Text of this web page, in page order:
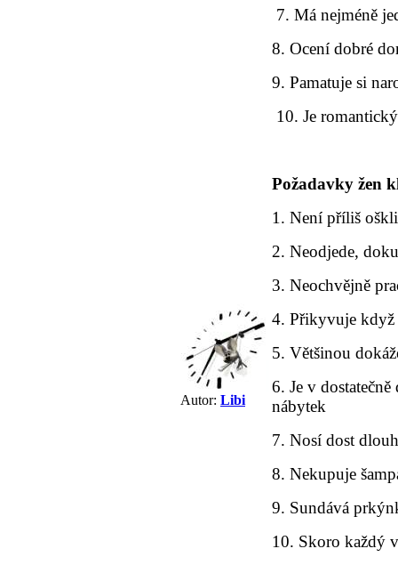
Autor: Libi
7. Má nejméně
8. Ocení dobré
9. Pamatuje si
10. Je
Požadavky žen
1. Není příliš
2. Neodjede,
3. Neochvějně
4. Přikyvuje
5. Většinou
6. Je v
nábytek
7. Nosí dost
8. Nekupuje
9. Sundává
10. Skoro každý